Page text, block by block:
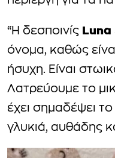
“Η δεσποινίς Luna
όνομα, καθώς
ήσυχη. Είναι
Λατρεύουμε το
έχει σημαδέψει
γλυκιά, αυθάδης